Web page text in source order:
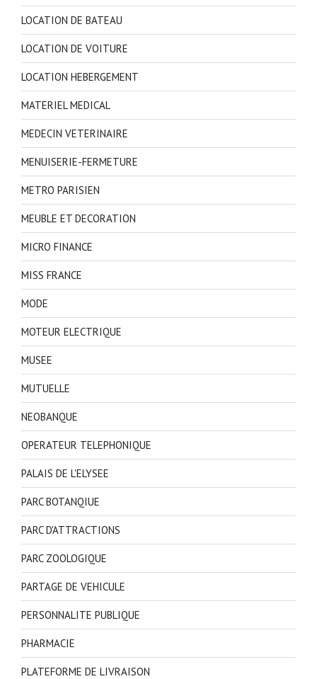
LOCATION DE BATEAU
LOCATION DE VOITURE
LOCATION HEBERGEMENT
MATERIEL MEDICAL
MEDECIN VETERINAIRE
MENUISERIE-FERMETURE
METRO PARISIEN
MEUBLE ET DECORATION
MICRO FINANCE
MISS FRANCE
MODE
MOTEUR ELECTRIQUE
MUSEE
MUTUELLE
NEOBANQUE
OPERATEUR TELEPHONIQUE
PALAIS DE L'ELYSEE
PARC BOTANQIUE
PARC D'ATTRACTIONS
PARC ZOOLOGIQUE
PARTAGE DE VEHICULE
PERSONNALITE PUBLIQUE
PHARMACIE
PLATEFORME DE LIVRAISON